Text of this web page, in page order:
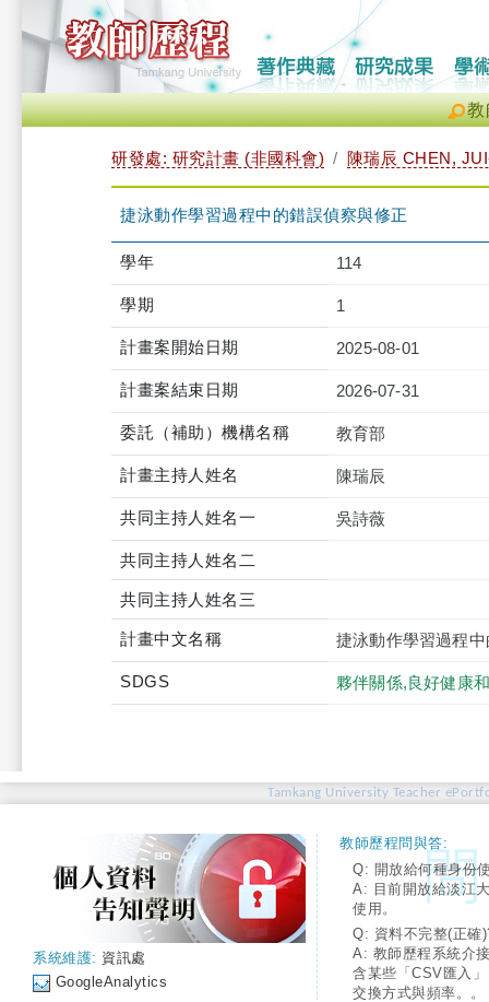
教
研發處: 研究計畫 (非國科會) 陳瑞辰 CHEN,
捷泳動作學習過程中的錯誤偵察與修正
學年 114
學期 1
計畫案開始日期 2025-08-01
計畫案結束日期 2026-07-31
委託（補助）機構名稱 教育部
計畫主持人姓名 陳瑞辰
共同主持人姓名一 吳詩薇
共同主持人姓名二
共同主持人姓名三
計畫中文名稱 捷泳動作學習過程
SDGS 夥伴關係,良好健康
Tamkang University Teacher
系統維護: 資訊處
GoogleAnalytics
教師歷程問與答:
Q: 開放給何種身份
A: 目前開放給淡江
使用。
Q: 資料不完整(正確
A: 教師歷程系統介
含某些「CSV匯入
交換方式與頻率。。